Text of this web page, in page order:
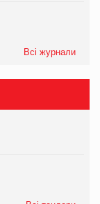
Всі журнали